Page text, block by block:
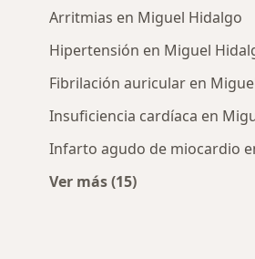
Arritmias en Miguel Hidalgo
Hipertensión en Miguel
Fibrilación auricular en
Insuficiencia cardíaca en
Infarto agudo de miocardio
Ver más (15)
Más en esta